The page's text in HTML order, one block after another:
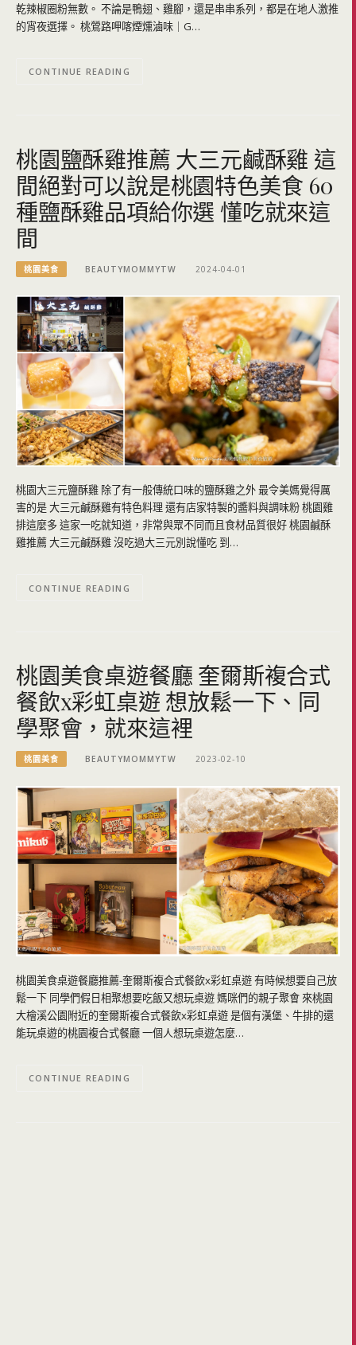
乾辣椒圈粉無數。 不論是鴨翅、雞腳，還是串串系列，都是在地人激推
的宵夜選擇。 桃鶯路呷喀煙燻滷味｜G…
CONTINUE READING
桃園鹽酥雞推薦 大三元鹹酥雞 這
間絕對可以說是桃園特色美食 60
種鹽酥雞品項給你選 懂吃就來這
間
桃園美食 BEAUTYMOMMYTW 2024-04-01
桃園大三元鹽酥雞 除了有一般傳統口味的鹽酥雞之外 最令美媽覺得厲
害的是 大三元鹹酥雞有特色料理 還有店家特製的醬料與調味粉 桃園雞
排這麼多 這家一吃就知道，非常與眾不同而且食材品質很好 桃園鹹酥
雞推薦 大三元鹹酥雞 沒吃過大三元別說懂吃 到…
CONTINUE READING
桃園美食桌遊餐廳 奎爾斯複合式
餐飲x彩虹桌遊 想放鬆一下、同
學聚會，就來這裡
桃園美食 BEAUTYMOMMYTW 2023-02-10
桃園美食桌遊餐廳推薦-奎爾斯複合式餐飲x彩虹桌遊 有時候想要自己放
鬆一下 同學們假日相聚想要吃飯又想玩桌遊 媽咪們的親子聚會 來桃園
大檜溪公園附近的奎爾斯複合式餐飲x彩虹桌遊 是個有漢堡、牛排的還
能玩桌遊的桃園複合式餐廳 一個人想玩桌遊怎麼…
CONTINUE READING